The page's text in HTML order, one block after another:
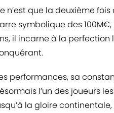
n’est que la deuxième
symbolique des
il incarne à la perfection
performances, sa
l’un des joueurs
la gloire